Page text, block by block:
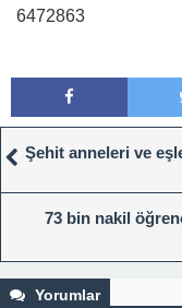
6472863
Şehit anneleri ve
73 bin nakil
Yorumlar